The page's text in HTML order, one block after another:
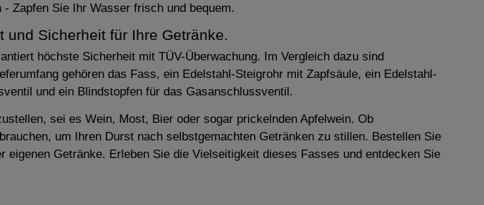
Zapfen Sie Ihr Wasser frisch und bequem.
Sicherheit für Ihre Getränke.
höchste Sicherheit mit TÜV-Überwachung. Im Vergleich dazu sind
gehören das Fass, ein Edelstahl-Steigrohr mit Zapfsäule, ein Edelstahl-
und ein Blindstopfen für das Gasanschlussventil.
sei es Wein, Most, Bier oder sogar prickelnden Apfelwein. Ob
um Ihren Durst nach selbstgemachten Getränken zu stillen. Bestellen Sie
Getränke. Erleben Sie die Vielseitigkeit dieses Fasses und entdecken Sie